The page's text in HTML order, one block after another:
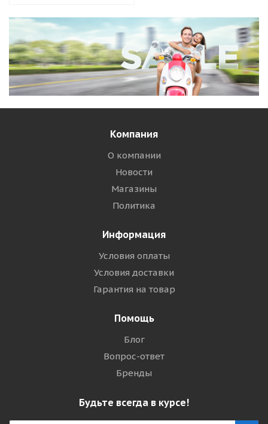
Компания
О компании
Новости
Магазины
Политика
Информация
Условия оплаты
Условия доставки
Гарантия на товар
Помощь
Блог
Вопрос-ответ
Бренды
Будьте всегда в курсе!